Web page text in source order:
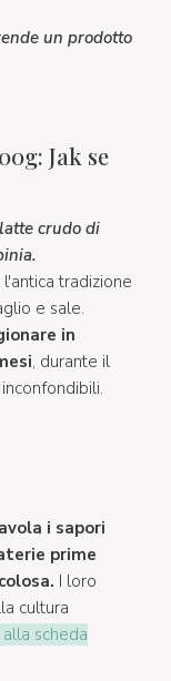
un prodotto
Jak se
crudo di
tradizione
e sale.
in
, durante il
i sapori
prime
I loro
cultura
scheda